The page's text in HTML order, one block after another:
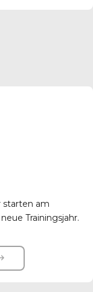
starten am
Trainingsjahr.